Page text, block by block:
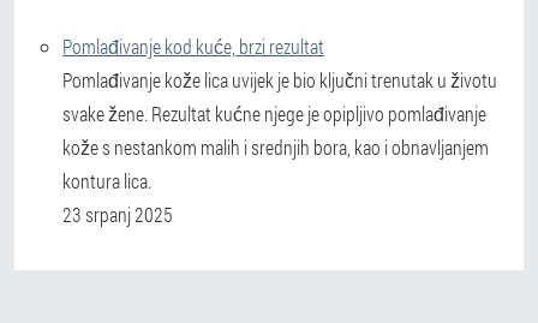
Pomlađivanje kod kuće, brzi rezultat
Pomlađivanje kože lica uvijek je bio ključni trenutak u životu
svake žene. Rezultat kućne njege je opipljivo pomlađivanje
kože s nestankom malih i srednjih bora, kao i obnavljanjem
kontura lica.
23 srpanj 2025